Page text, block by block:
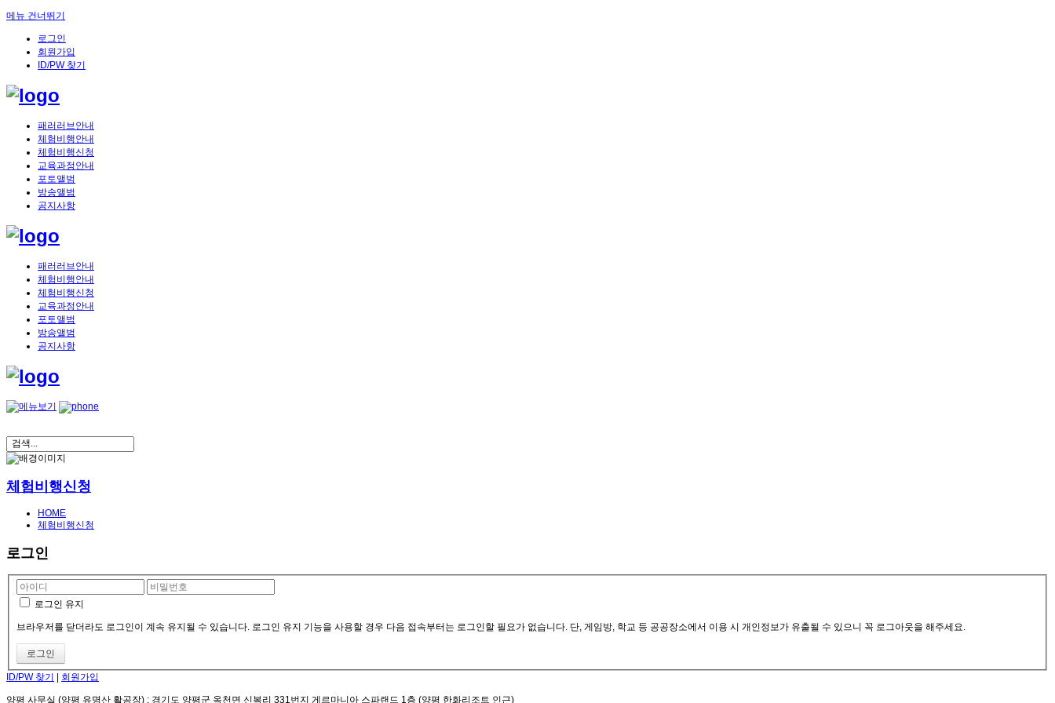
메뉴 건너뛰기
로그인
회원가입
ID/PW 찾기
패러러브안내
체험비행안내
체험비행신청
교육과정안내
포토앨범
방송앨범
공지사항
패러러브안내
체험비행안내
체험비행신청
교육과정안내
포토앨범
방송앨범
공지사항
체험비행신청
HOME
체험비행신청
로그인
로그인 유지
브라우저를 닫더라도 로그인이 계속 유지될 수 있습니다. 로그인 유지 기능을 사용할 경우 다음 접속부터는 로그인할 필요가 없습니다. 단, 게임방, 학교 등 공공장소에서 이용 시 개인정보가 유출될 수 있으니 꼭 로그아웃을 해주세요.
ID/PW 찾기 회원가입
양평 사무실 (양평 유명산 활공장) : 경기도 양평군 옥천면 신복리 331번지 게르마니아 스파랜드 1층 (양평 한화리조트 인근)